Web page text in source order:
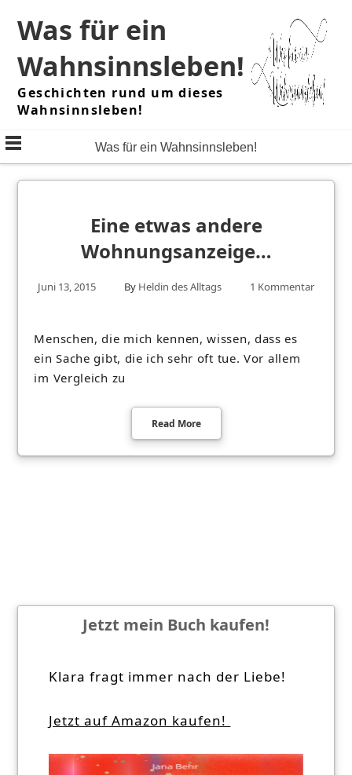
content
Was für ein
Wahnsinnsleben!
Geschichten rund um dieses
Wahnsinnsleben!
Was für ein Wahnsinnsleben!
Eine etwas andere
Wohnungsanzeige…
Juni 13, 2015 By Heldin des Alltags 1 Kommentar
Menschen, die mich kennen, wissen, dass es
ein Sache gibt, die ich sehr oft tue. Vor allem
im Vergleich zu
Read More
Jetzt mein Buch kaufen!
Klara fragt immer nach der Liebe!
Jetzt auf Amazon kaufen!